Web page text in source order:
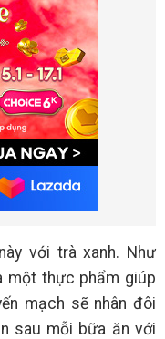
với trà xanh. Như
một thực phẩm giúp
mạch sẽ nhân đôi
sau mỗi bữa ăn với